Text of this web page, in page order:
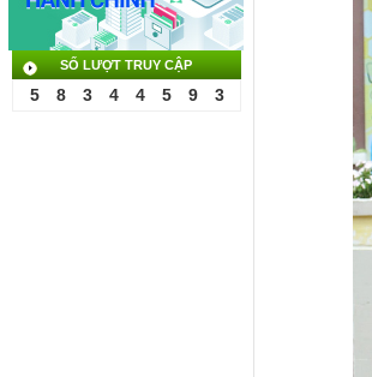
SỐ LƯỢT TRUY CẬP
5 8 3 4 4 5 9 3